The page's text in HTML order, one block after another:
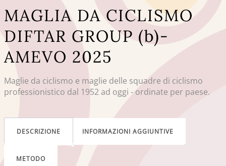
MAGLIA DA CICLISMO
DIFTAR GROUP (b)-
AMEVO 2025
Maglie da ciclismo e maglie delle squadre di ciclismo
professionistico dal 1952 ad oggi - ordinate per paese.
DESCRIZIONE INFORMAZIONI AGGIUNTIVE
METODO